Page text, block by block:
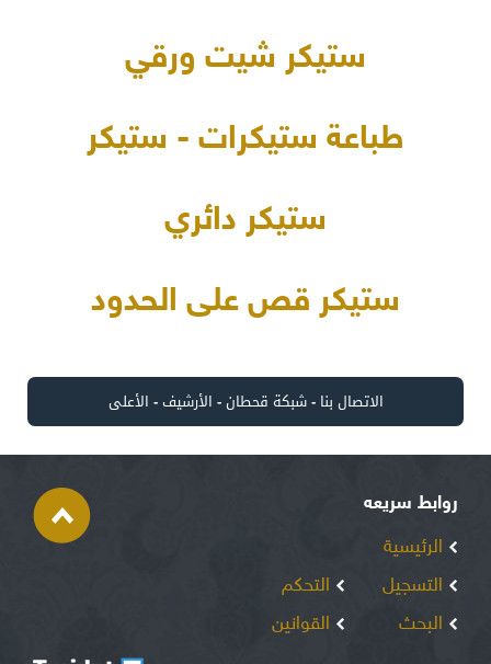
ستيكر شيت ورقي
طباعة ستيكرات - ستيكر
ستيكر دائري
ستيكر قص على الحدود
الاتصال بنا -شبكة قحطان- الأرشيف- الأعلى
روابط سريعه
الرئيسية
التسجيل
البحث
التحكم
القوانين